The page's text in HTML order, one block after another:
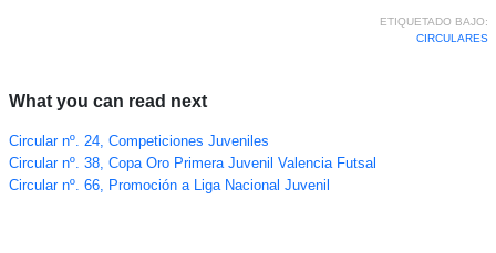
ETIQUETADO BAJO:
CIRCULARES
What you can read next
Circular nº. 24, Competiciones Juveniles
Circular nº. 38, Copa Oro Primera Juvenil Valencia Futsal
Circular nº. 66, Promoción a Liga Nacional Juvenil